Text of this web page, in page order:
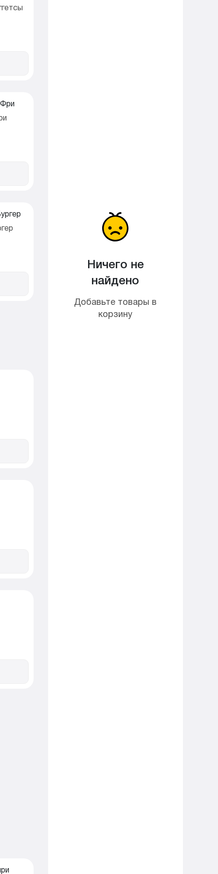
Ничего не
найдено
Добавьте товары в
корзину